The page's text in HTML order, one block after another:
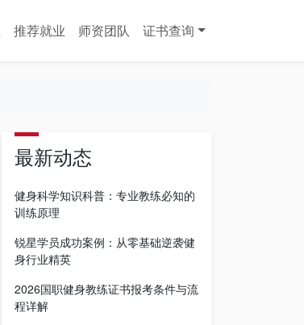
推荐就业 师资团队 证书查询
最新动态
健身科学知识科普：专业教练必知的
训练原理
锐星学员成功案例：从零基础逆袭健
身行业精英
2026国职健身教练证书报考条件与流
程详解